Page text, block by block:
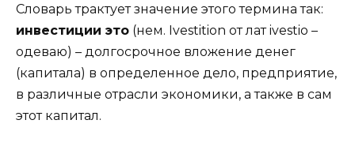
Словарь трактует значение этого термина так:
инвестиции это (нем. Ivestition от лат ivestio –
одеваю) – долгосрочное вложение денег
(капитала) в определенное дело, предприятие,
в различные отрасли экономики, а также в сам
этот капитал.